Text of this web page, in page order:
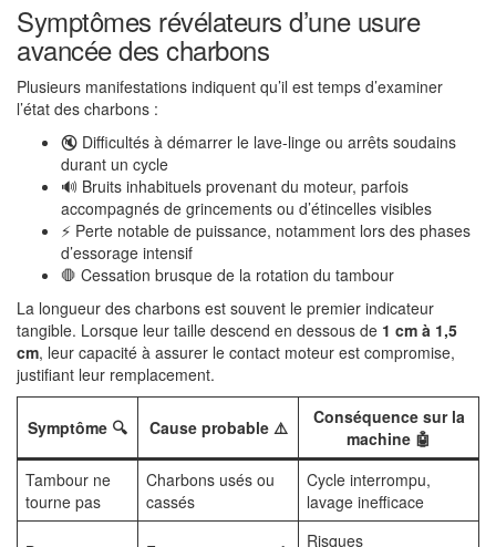
Symptômes révélateurs d’une usure
avancée des charbons
Plusieurs manifestations indiquent qu’il est temps d’examiner
l’état des charbons :
🔇 Difficultés à démarrer le lave-linge ou arrêts soudains
durant un cycle
🔊 Bruits inhabituels provenant du moteur, parfois
accompagnés de grincements ou d’étincelles visibles
⚡ Perte notable de puissance, notamment lors des phases
d’essorage intensif
🛑 Cessation brusque de la rotation du tambour
La longueur des charbons est souvent le premier indicateur
tangible. Lorsque leur taille descend en dessous de 1 cm à 1,5
cm, leur capacité à assurer le contact moteur est compromise,
justifiant leur remplacement.
Symptôme 🔍 Cause probable ⚠️
Conséquence sur la
machine 🤖
Tambour ne
tourne pas
Charbons usés ou
cassés
Cycle interrompu,
lavage inefficace
Risques